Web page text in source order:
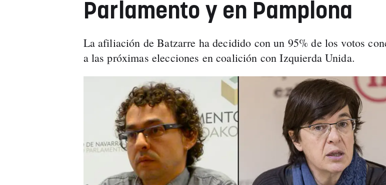
Parlamento y en Pamplona
La afiliación de Batzarre ha decidido con un 95% de los votos
a las próximas elecciones en coalición con Izquierda Unida.